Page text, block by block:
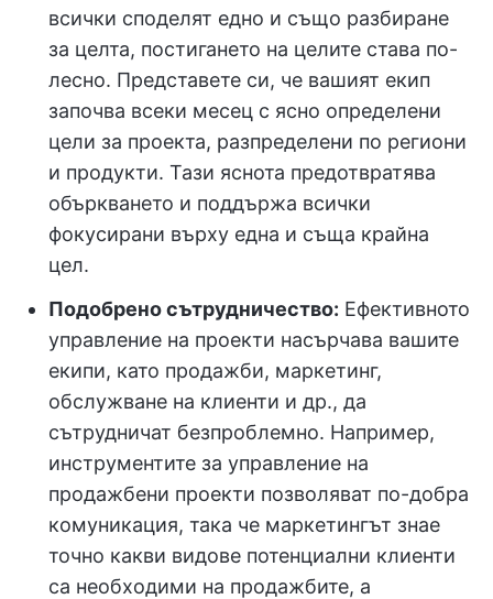
всички споделят едно и също разбиране
за целта, постигането на целите става по-
лесно. Представете си, че вашият екип
започва всеки месец с ясно определени
цели за проекта, разпределени по региони
и продукти. Тази яснота предотвратява
объркването и поддържа всички
фокусирани върху една и съща крайна
цел.
Подобрено сътрудничество: Ефективното
управление на проекти насърчава вашите
екипи, като продажби, маркетинг,
обслужване на клиенти и др., да
сътрудничат безпроблемно. Например,
инструментите за управление на
продажбени проекти позволяват по-добра
комуникация, така че маркетингът знае
точно какви видове потенциални клиенти
са необходими на продажбите, а